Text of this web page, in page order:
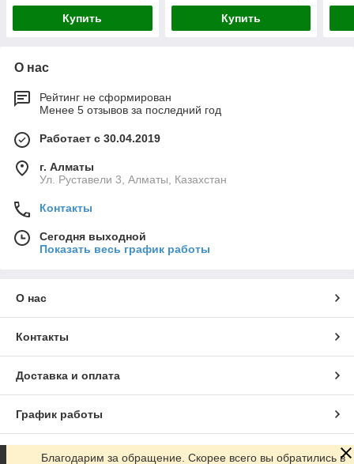
Купить Купить
О нас
Рейтинг не сформирован
Менее 5 отзывов за последний год
Работает с 30.04.2019
г. Алматы
Ул. Руставели 3, Алматы, Казахстан
Контакты
Сегодня выходной
Показать весь график работы
О нас
Контакты
Доставка и оплата
График работы
Полная версия сайта
Благодарим за обращение. Скорее всего вы обратились в